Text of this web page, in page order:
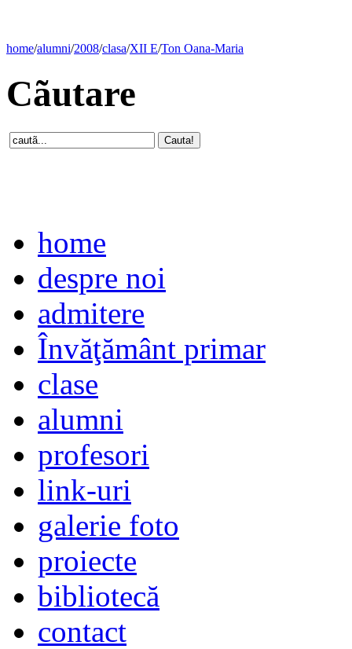
home/alumni/2008/clasa/XII E/Ton Oana-Maria
Cãutare
home
despre noi
admitere
Învăţământ primar
clase
alumni
profesori
link-uri
galerie foto
proiecte
bibliotecă
contact